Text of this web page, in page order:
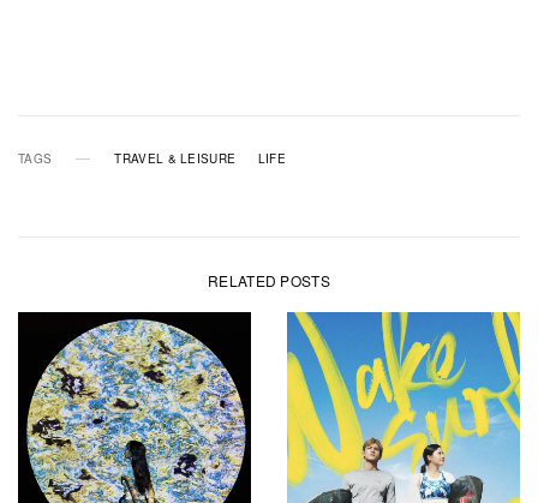
TAGS TRAVEL & LEISURE LIFE
RELATED POSTS